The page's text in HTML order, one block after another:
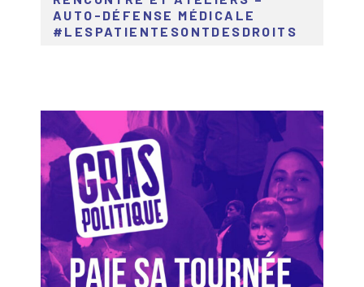
AUTO-DÉFENSE MÉDICALE
#LESPATIENTESONTDESDROITS